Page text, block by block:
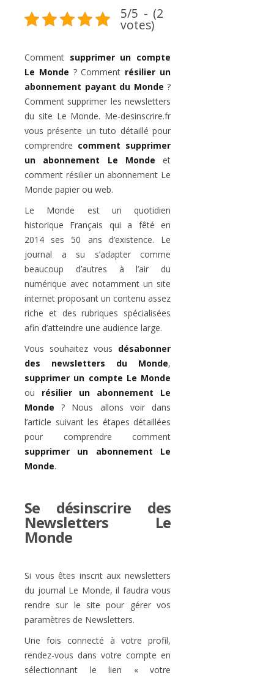
5/5 - (2
votes)
Comment supprimer un compte
Le Monde ? Comment résilier un
abonnement payant du Monde ?
Comment supprimer les newsletters
du site Le Monde. Me-desinscrire.fr
vous présente un tuto détaillé pour
comprendre comment supprimer
un abonnement Le Monde et
comment résilier un abonnement Le
Monde papier ou web.
Le Monde est un quotidien
historique Français qui a fêté en
2014 ses 50 ans d’existence. Le
journal a su s’adapter comme
beaucoup d’autres à l’air du
numérique avec notamment un site
internet proposant un contenu assez
riche et des rubriques spécialisées
afin d’atteindre une audience large.
Vous souhaitez vous désabonner
des newsletters du Monde,
supprimer un compte Le Monde
ou résilier un abonnement Le
Monde ? Nous allons voir dans
l’article suivant les étapes détaillées
pour comprendre comment
supprimer un abonnement Le
Monde.
Se désinscrire des
Newsletters Le
Monde
Si vous êtes inscrit aux newsletters
du journal Le Monde, il faudra vous
rendre sur le site pour gérer vos
paramètres de Newsletters.
Une fois connecté à votre profil,
rendez-vous dans votre compte en
sélectionnant le lien « votre